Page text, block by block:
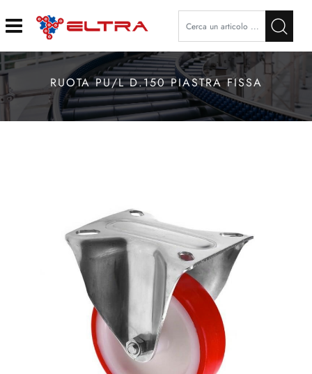
Open
RUOTA PU/L D.150 PIASTRA FISSA